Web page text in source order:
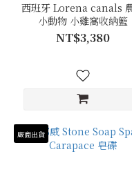
西班牙 Lorena canals
小動物 小雞窩收納籃
NT$3,380
廠商出貨